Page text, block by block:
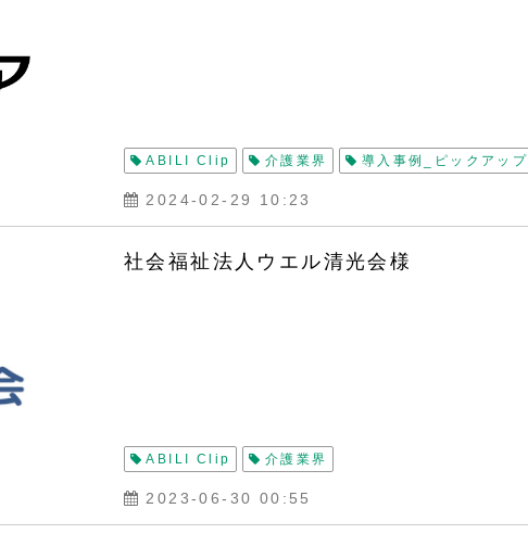
ABILI Clip 介護業界 導入事例_ピックアップ
2024-02-29 10:23
社会福祉法人ウエル清光会様
ABILI Clip 介護業界
2023-06-30 00:55